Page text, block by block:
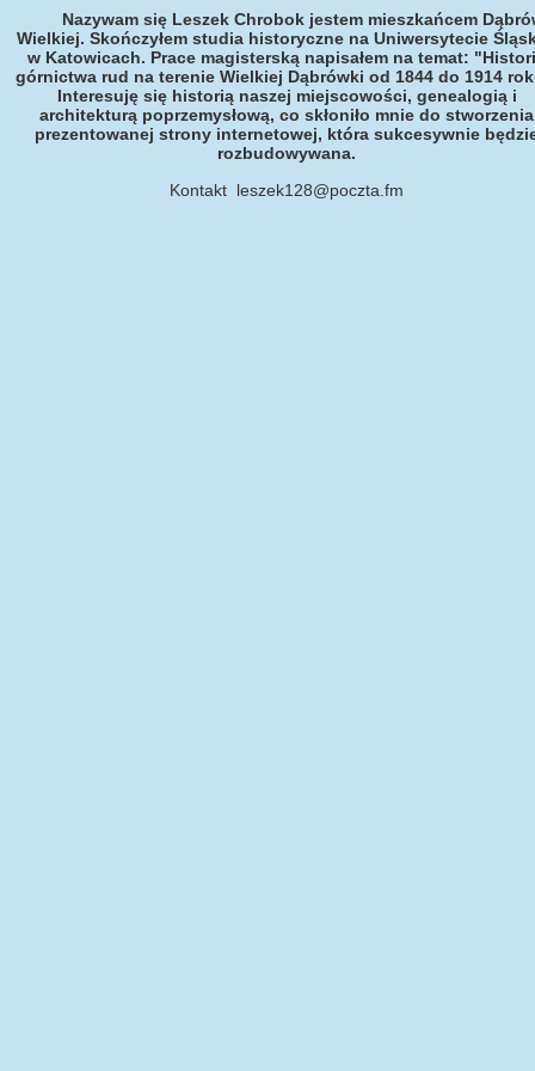
Nazywam się Leszek Chrobok jestem mieszkańcem
Wielkiej. Skończyłem studia historyczne na Uniwersytecie
w Katowicach. Prace magisterską napisałem na temat:
górnictwa rud na terenie Wielkiej Dąbrówki od 1844 do 1914
Interesuję się historią naszej miejscowości, genealogią i
architekturą poprzemysłową, co skłoniło mnie do stworzenia
prezentowanej strony internetowej, która sukcesywnie
rozbudowywana.
Kontakt leszek128@poczta.fm